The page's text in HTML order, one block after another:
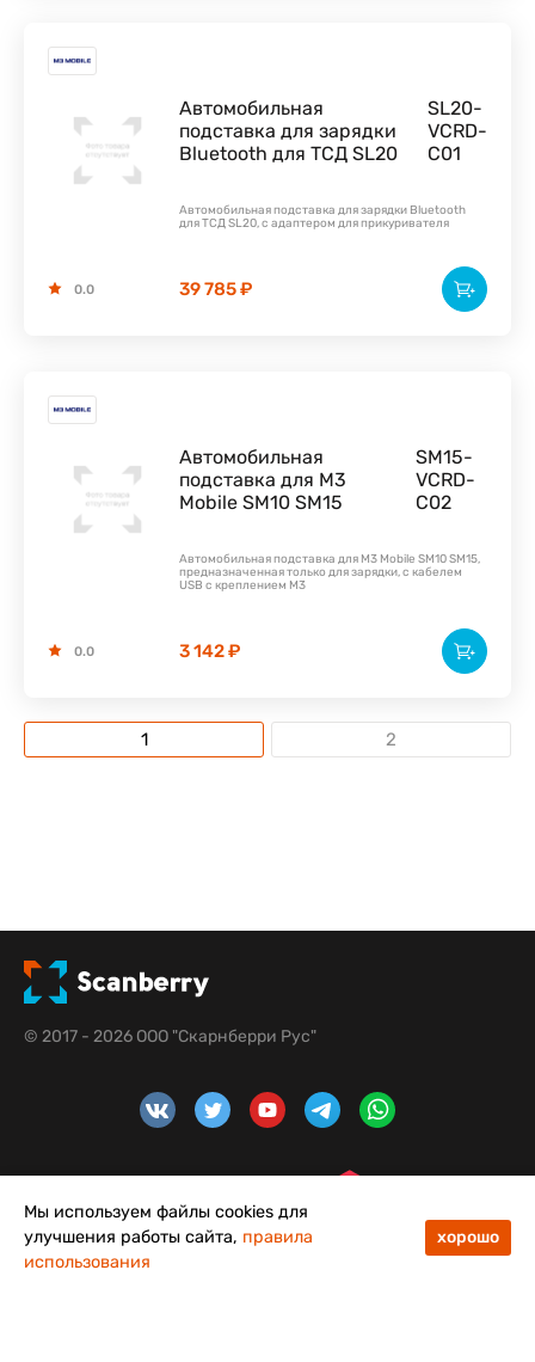
Автомобильная
подставка для зарядки
Bluetooth для ТСД SL20
SL20-
VCRD-
C01
Автомобильная подставка для зарядки Bluetooth
для ТСД SL20, с адаптером для прикуривателя
39 785 ₽
0.0
Автомобильная
подставка для M3
Mobile SM10 SM15
SM15-
VCRD-
C02
Автомобильная подставка для M3 Mobile SM10 SM15,
предназначенная только для зарядки, с кабелем
USB с креплением M3
3 142 ₽
0.0
1 2
© 2017 - 2026 ООО "Скарнберри Рус"
48
Мы используем файлы cookies для
улучшения работы сайта, правила
использования
хорошо